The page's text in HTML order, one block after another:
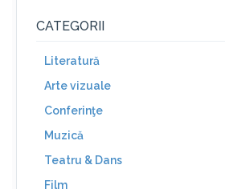
CATEGORII
Literatură
Arte vizuale
Conferinţe
Muzică
Teatru & Dans
Film